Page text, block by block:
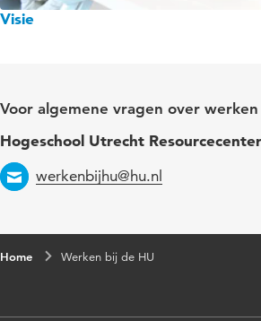
Visie
Voor algemene vragen over
Hogeschool Utrecht Resourcecenter
Email
werkenbijhu@hu.nl
Home Werken bij de HU